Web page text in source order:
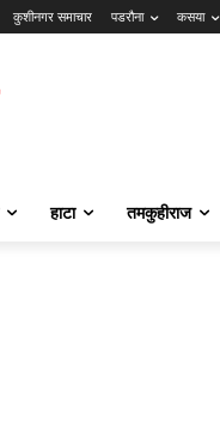
कुशीनगर समाचार पडरौना कसया
हाटा तमकुहीराज